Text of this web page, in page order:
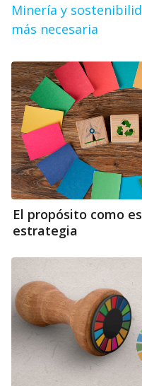
Minería y
más necesaria
El propósito como
estrategia